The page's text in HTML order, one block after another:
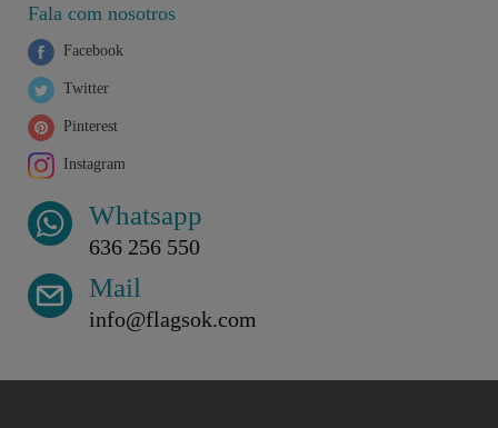
Fala com nosotros
Facebook
Twitter
Pinterest
Instagram
Whatsapp
636 256 550
Mail
info@flagsok.com